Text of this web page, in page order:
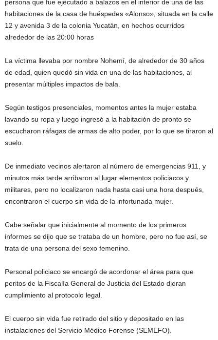
persona que fue ejecutado a balazos en el interior de una de las
habitaciones de la casa de huéspedes «Alonso», situada en la calle
12 y avenida 3 de la colonia Yucatán, en hechos ocurridos
alrededor de las 20:00 horas
La víctima llevaba por nombre Nohemí, de alrededor de 30 años
de edad, quien quedó sin vida en una de las habitaciones, al
presentar múltiples impactos de bala.
Según testigos presenciales, momentos antes la mujer estaba
lavando su ropa y luego ingresó a la habitación de pronto se
escucharon ráfagas de armas de alto poder, por lo que se tiraron al
suelo.
De inmediato vecinos alertaron al número de emergencias 911, y
minutos más tarde arribaron al lugar elementos policiacos y
militares, pero no localizaron nada hasta casi una hora después,
encontraron el cuerpo sin vida de la infortunada mujer.
Cabe señalar que inicialmente al momento de los primeros
informes se dijo que se trataba de un hombre, pero no fue así, se
trata de una persona del sexo femenino.
Personal policiaco se encargó de acordonar el área para que
peritos de la Fiscalía General de Justicia del Estado dieran
cumplimiento al protocolo legal.
El cuerpo sin vida fue retirado del sitio y depositado en las
instalaciones del Servicio Médico Forense (SEMEFO).